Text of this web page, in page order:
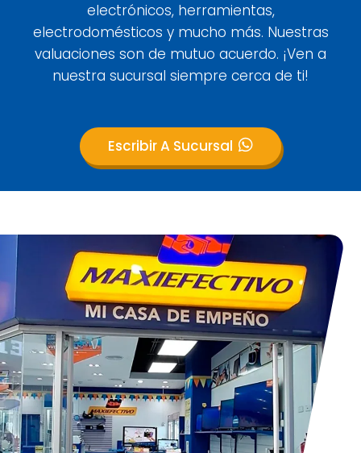
electrónicos, herramientas,
electrodomésticos y mucho más. Nuestras
valuaciones son de mutuo acuerdo. ¡Ven a
nuestra sucursal siempre cerca de ti!
Escribir A Sucursal